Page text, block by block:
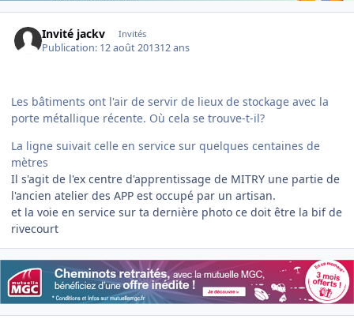
Invité jackv Invités
Publication: 12 août 201312 ans
Les bâtiments ont l'air de servir de lieux de stockage avec la
porte métallique récente. Où cela se trouve-t-il?
La ligne suivait celle en service sur quelques centaines de
mètres
Il s'agit de l'ex centre d'apprentissage de MITRY une partie de
l'ancien atelier des APP est occupé par un artisan.
et la voie en service sur ta dernière photo ce doit être la bif de
rivecourt